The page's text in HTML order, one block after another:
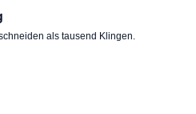
als tausend Klingen.